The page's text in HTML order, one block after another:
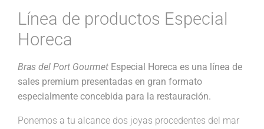
Línea de productos Especial
Horeca
Bras del Port Gourmet Especial Horeca es una línea de
sales premium presentadas en gran formato
especialmente concebida para la restauración.
Ponemos a tu alcance dos joyas procedentes del mar